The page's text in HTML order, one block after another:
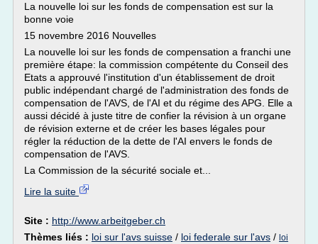
La nouvelle loi sur les fonds de compensation est sur la
bonne voie
15 novembre 2016 Nouvelles
La nouvelle loi sur les fonds de compensation a franchi une
première étape: la commission compétente du Conseil des
Etats a approuvé l'institution d'un établissement de droit
public indépendant chargé de l'administration des fonds de
compensation de l'AVS, de l'AI et du régime des APG. Elle a
aussi décidé à juste titre de confier la révision à un organe
de révision externe et de créer les bases légales pour
régler la réduction de la dette de l'AI envers le fonds de
compensation de l'AVS.
La Commission de la sécurité sociale et...
Lire la suite
Site : http://www.arbeitgeber.ch
Thèmes liés : loi sur l'avs suisse / loi federale sur l'avs / loi